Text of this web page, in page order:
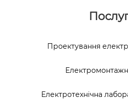
Проектування
Електротехнічна